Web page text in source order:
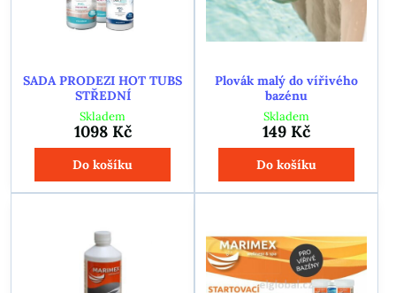
SADA PRODEZI HOT TUBS
STŘEDNÍ
Skladem
1098 Kč
Do košíku
Plovák malý do vířivého
bazénu
Skladem
149 Kč
Do košíku